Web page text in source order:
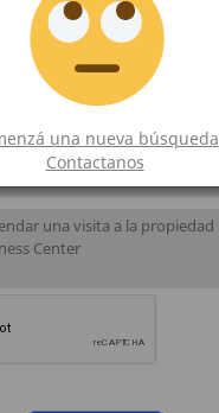
una nueva búsqueda
Contactanos